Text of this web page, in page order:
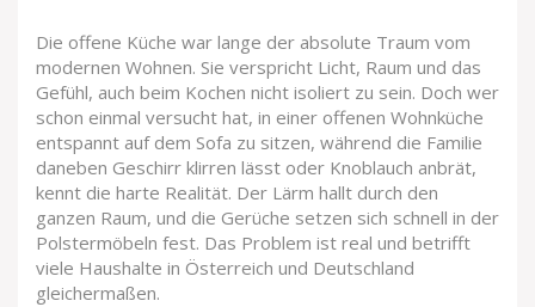
Die offene Küche war lange der absolute Traum vom
modernen Wohnen. Sie verspricht Licht, Raum und das
Gefühl, auch beim Kochen nicht isoliert zu sein. Doch wer
schon einmal versucht hat, in einer offenen Wohnküche
entspannt auf dem Sofa zu sitzen, während die Familie
daneben Geschirr klirren lässt oder Knoblauch anbrät,
kennt die harte Realität. Der Lärm hallt durch den
ganzen Raum, und die Gerüche setzen sich schnell in der
Polstermöbeln fest. Das Problem ist real und betrifft
viele Haushalte in Österreich und Deutschland
gleichermaßen.